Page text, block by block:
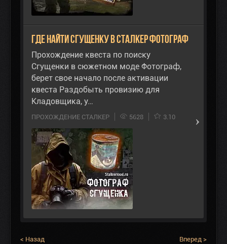
Где найти сгущенку в Сталкер Фотограф
Прохождение квеста по поиску
Сгущенки в сюжетном моде Фотограф,
берет свое начало после активации
квеста Раздобыть провизию для
Кладовщика, у…
ПРОХОЖДЕНИЕ СТАЛКЕР 5628 3.10
< Назад Вперед >